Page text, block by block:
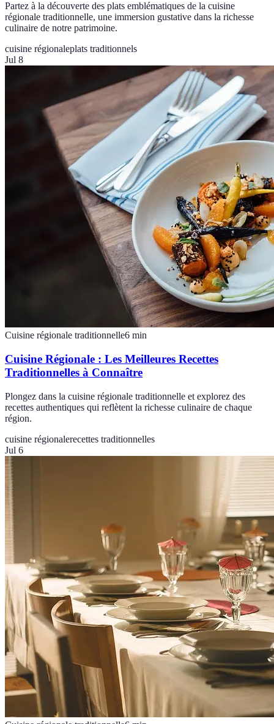
Partez à la découverte des plats emblématiques de la cuisine
régionale traditionnelle, une immersion gustative dans la richesse
culinaire de notre patrimoine.
cuisine régionaleplats traditionnels
Jul 8
Cuisine régionale traditionnelle6 min
Cuisine Régionale : Les Meilleures Recettes
Traditionnelles à Connaître
Plongez dans la cuisine régionale traditionnelle et explorez des
recettes authentiques qui reflètent la richesse culinaire de chaque
région.
cuisine régionalerecettes traditionnelles
Jul 6